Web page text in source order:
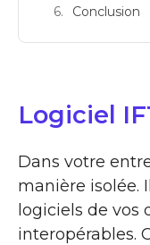
Conclusion
Logiciel
Dans votre
manière isolée.
logiciels de vos
interopérables.